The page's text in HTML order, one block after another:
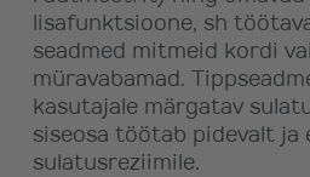
lisafunktsioone, sh
seadmed mitmeid kordi
müravabamad.
kasutajale märgatav
siseosa töötab pidevalt
sulatusreziimile.